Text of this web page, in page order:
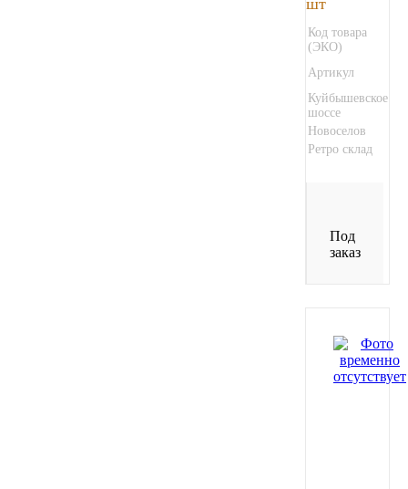
шт
Код товара
(ЭКО)
Артикул
Куйбышевское
шоссе
Новоселов
Ретро склад
Под
заказ